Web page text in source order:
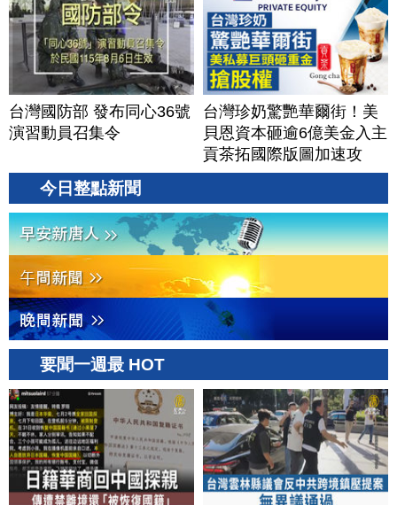
台灣國防部 發布同心36號
演習動員召集令
台灣珍奶驚艷華爾街！美
貝恩資本砸逾6億美金入主
貢茶拓國際版圖加速攻
美？｜#財經新聞｜
今日整點新聞
要聞一週最 HOT